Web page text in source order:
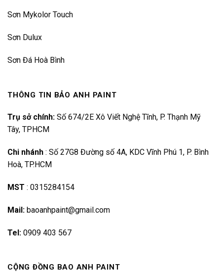
Sơn Mykolor Touch
Sơn Dulux
Sơn Đá Hoà Bình
THÔNG TIN BẢO ANH PAINT
Trụ sở chính: Số 674/2E Xô Viết Nghệ Tĩnh, P. Thạnh Mỹ
Tây, TPHCM
Chi nhánh : Số 27G8 Đường số 4A, KDC Vĩnh Phú 1, P. Bình
Hoà, TP.HCM
MST : 0315284154
Mail: baoanhpaint@gmail.com
Tel: 0909 403 567
CỘNG ĐỒNG BAO ANH PAINT